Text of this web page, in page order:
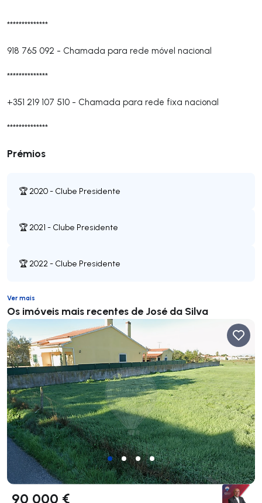
**************
918 765 092 - Chamada para rede móvel nacional
**************
+351 219 107 510 - Chamada para rede fixa nacional
**************
Prémios
🏆 2020 - Clube Presidente
🏆 2021 - Clube Presidente
🏆 2022 - Clube Presidente
Ver mais
Os imóveis mais recentes de José da Silva
90 000 €